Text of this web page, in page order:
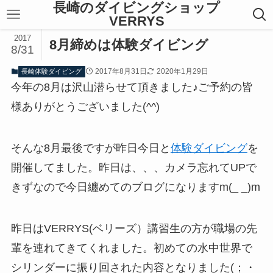
長崎のダイビングショップ
VERRYS
8月締めは体験ダイビング
2017
8/31
長崎体験ダイビング 2017年8月31日 2020年1月29日
今年の8月は沢山潜らせて頂きました♪ご予約の皆
様ありがとうございました(^^)
そんな8月最後ですが昨日今日と 体験ダイビングを
開催してました。昨日は、、、カメラ忘れてUPで
きずなので今日纏めてのブログになりますm(_ _)m
昨日はVERRYS(ベリーズ）講習生の方が職場の先
輩を連れてきてくれました。初めての水中世界で
シリンダーに振り回された内容となりました(；・